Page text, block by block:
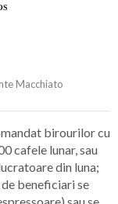
Macchiato
birourilor cu
cafele lunar, sau
din luna;
beneficiari se
sau se